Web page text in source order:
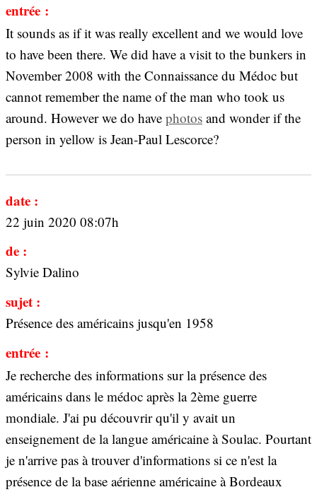
entrée :
It sounds as if it was really excellent and we would love
to have been there. We did have a visit to the bunkers in
November 2008 with the Connaissance du Médoc but
cannot remember the name of the man who took us
around. However we do have photos and wonder if the
person in yellow is Jean-Paul Lescorce?
date :
22 juin 2020 08:07h
de :
Sylvie Dalino
sujet :
Présence des américains jusqu'en 1958
entrée :
Je recherche des informations sur la présence des
américains dans le médoc après la 2ème guerre
mondiale. J'ai pu découvrir qu'il y avait un
enseignement de la langue américaine à Soulac. Pourtant
je n'arrive pas à trouver d'informations si ce n'est la
présence de la base aérienne américaine à Bordeaux